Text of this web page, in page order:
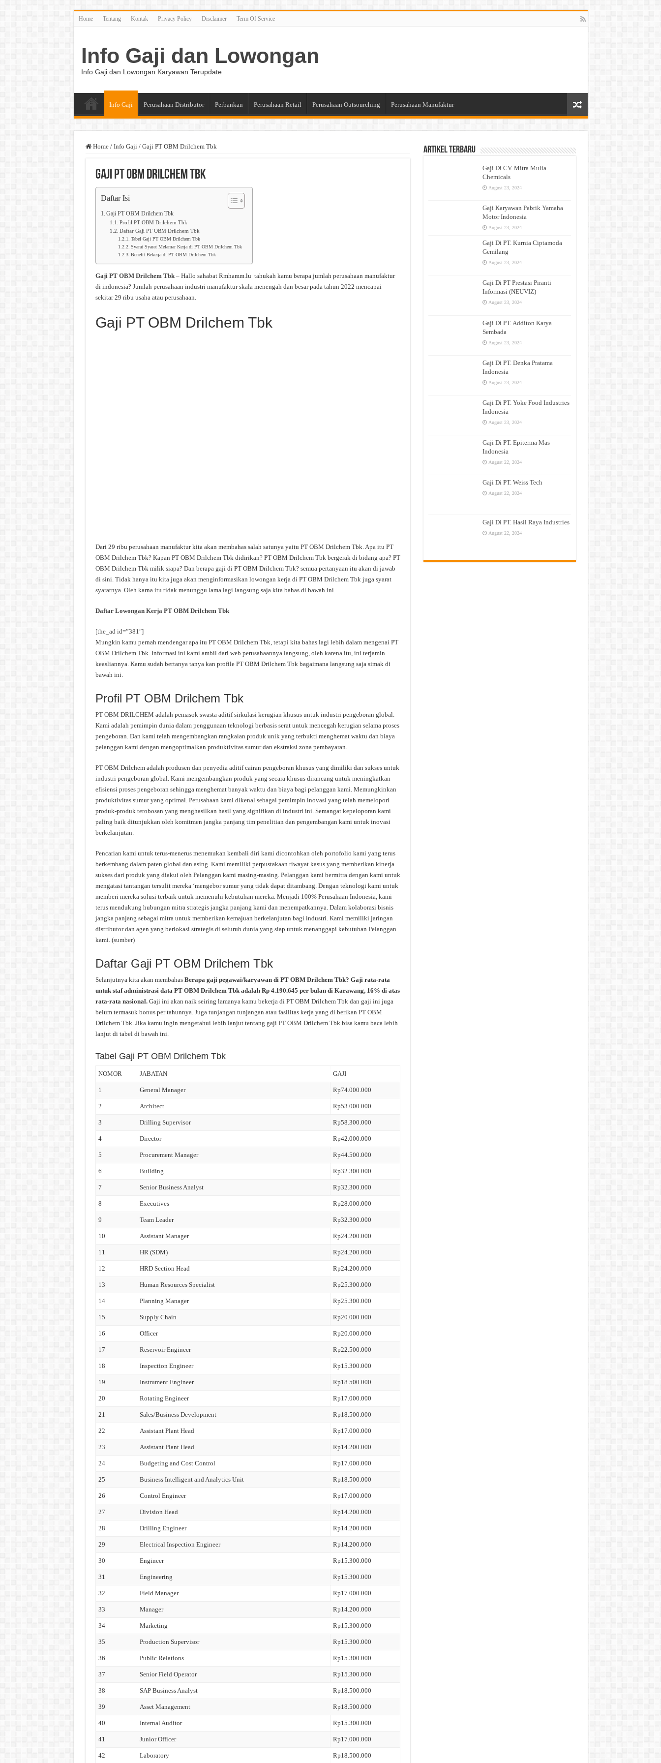
Home Tentang Kontak Privacy Policy Disclaimer Term Of Service
Info Gaji dan Lowongan
Info Gaji dan Lowongan Karyawan Terupdate
Info Gaji Perusahaan Distributor Perbankan Perusahaan Retail Perusahaan Outsourching Perusahaan Manufaktur
Home / Info Gaji / Gaji PT OBM Drilchem Tbk
Gaji PT OBM Drilchem Tbk
Daftar Isi
Gaji PT OBM Drilchem Tbk
Profil PT OBM Drilchem Tbk
Daftar Gaji PT OBM Drilchem Tbk
Tabel Gaji PT OBM Drilchem Tbk
Syarat Syarat Melamar Kerja di PT OBM Drilchem Tbk
Benefit Bekerja di PT OBM Drilchem Tbk
Gaji PT OBM Drilchem Tbk– Hallo sahabat Rmhamm.lu tahukah kamu berapa jumlah perusahaan manufaktur
di indonesia? Jumlah perusahaan industri manufaktur skala menengah dan besar pada tahun 2022 mencapai
sekitar 29 ribu usaha atau perusahaan.
Gaji PT OBM Drilchem Tbk
Dari 29 ribu perusahaan manufaktur kita akan membahas salah satunya yaitu PT OBM Drilchem Tbk. Apa itu PT
OBM Drilchem Tbk? Kapan PT OBM Drilchem Tbk didirikan? PT OBM Drilchem Tbk bergerak di bidang apa? PT
OBM Drilchem Tbk milik siapa? Dan berapa gaji di PT OBM Drilchem Tbk? semua pertanyaan itu akan di jawab
di sini. Tidak hanya itu kita juga akan menginformasikan lowongan kerja di PT OBM Drilchem Tbk juga syarat
syaratnya. Oleh karna itu tidak menunggu lama lagi langsung saja kita bahas di bawah ini.
Daftar Lowongan Kerja PT OBM Drilchem Tbk
[the_ad id=”381″]
Mungkin kamu pernah mendengar apa itu PT OBM Drilchem Tbk, tetapi kita bahas lagi lebih dalam mengenai PT
OBM Drilchem Tbk. Informasi ini kami ambil dari web perusahaannya langsung, oleh karena itu, ini terjamin
keasliannya. Kamu sudah bertanya tanya kan profile PT OBM Drilchem Tbk bagaimana langsung saja simak di
bawah ini.
Profil PT OBM Drilchem Tbk
PT OBM DRILCHEM adalah pemasok swasta aditif sirkulasi kerugian khusus untuk industri pengeboran global.
Kami adalah pemimpin dunia dalam penggunaan teknologi berbasis serat untuk mencegah kerugian selama proses
pengeboran. Dan kami telah mengembangkan rangkaian produk unik yang terbukti menghemat waktu dan biaya
pelanggan kami dengan mengoptimalkan produktivitas sumur dan ekstraksi zona pembayaran.
PT OBM Drilchem ​​adalah produsen dan penyedia aditif cairan pengeboran khusus yang dimiliki dan sukses untuk
industri pengeboran global. Kami mengembangkan produk yang secara khusus dirancang untuk meningkatkan
efisiensi proses pengeboran sehingga menghemat banyak waktu dan biaya bagi pelanggan kami. Memungkinkan
produktivitas sumur yang optimal. Perusahaan kami dikenal sebagai pemimpin inovasi yang telah memelopori
produk-produk terobosan yang menghasilkan hasil yang signifikan di industri ini. Semangat kepeloporan kami
paling baik ditunjukkan oleh komitmen jangka panjang tim penelitian dan pengembangan kami untuk inovasi
berkelanjutan.
Pencarian kami untuk terus-menerus menemukan kembali diri kami dicontohkan oleh portofolio kami yang terus
berkembang dalam paten global dan asing. Kami memiliki perpustakaan riwayat kasus yang memberikan kinerja
sukses dari produk yang diakui oleh Pelanggan kami masing-masing. Pelanggan kami bermitra dengan kami untuk
mengatasi tantangan tersulit mereka ‘mengebor sumur yang tidak dapat ditambang. Dengan teknologi kami untuk
memberi mereka solusi terbaik untuk memenuhi kebutuhan mereka. Menjadi 100% Perusahaan Indonesia, kami
terus mendukung hubungan mitra strategis jangka panjang kami dan menempatkannya. Dalam kolaborasi bisnis
jangka panjang sebagai mitra untuk memberikan kemajuan berkelanjutan bagi industri. Kami memiliki jaringan
distributor dan agen yang berlokasi strategis di seluruh dunia yang siap untuk menanggapi kebutuhan Pelanggan
kami. (sumber)
Daftar Gaji PT OBM Drilchem Tbk
Selanjutnya kita akan membahas Berapa gaji pegawai/karyawan di PT OBM Drilchem Tbk? Gaji rata-rata
untuk staf administrasi data PT OBM Drilchem Tbk adalah Rp 4.190.645 per bulan di Karawang, 16% di atas
rata-rata nasional. Gaji ini akan naik seiring lamanya kamu bekerja di PT OBM Drilchem Tbk dan gaji ini juga
belum termasuk bonus per tahunnya. Juga tunjangan tunjangan atau fasilitas kerja yang di berikan PT OBM
Drilchem Tbk. Jika kamu ingin mengetahui lebih lanjut tentang gaji PT OBM Drilchem Tbk bisa kamu baca lebih
lanjut di tabel di bawah ini.
Tabel Gaji PT OBM Drilchem Tbk
NOMOR JABATAN GAJI
1 General Manager Rp74.000.000
2 Architect Rp53.000.000
3 Drilling Supervisor Rp58.300.000
4 Director Rp42.000.000
5 Procurement Manager Rp44.500.000
6 Building Rp32.300.000
7 Senior Business Analyst Rp32.300.000
8 Executives Rp28.000.000
9 Team Leader Rp32.300.000
10 Assistant Manager Rp24.200.000
11 HR (SDM) Rp24.200.000
12 HRD Section Head Rp24.200.000
13 Human Resources Specialist Rp25.300.000
14 Planning Manager Rp25.300.000
15 Supply Chain Rp20.000.000
16 Officer Rp20.000.000
17 Reservoir Engineer Rp22.500.000
18 Inspection Engineer Rp15.300.000
19 Instrument Engineer Rp18.500.000
20 Rotating Engineer Rp17.000.000
21 Sales/Business Development Rp18.500.000
22 Assistant Plant Head Rp17.000.000
23 Assistant Plant Head Rp14.200.000
24 Budgeting and Cost Control Rp17.000.000
25 Business Intelligent and Analytics Unit Rp18.500.000
26 Control Engineer Rp17.000.000
27 Division Head Rp14.200.000
28 Drilling Engineer Rp14.200.000
29 Electrical Inspection Engineer Rp14.200.000
30 Engineer Rp15.300.000
31 Engineering Rp15.300.000
32 Field Manager Rp17.000.000
33 Manager Rp14.200.000
34 Marketing Rp15.300.000
35 Production Supervisor Rp15.300.000
36 Public Relations Rp15.300.000
37 Senior Field Operator Rp15.300.000
38 SAP Business Analyst Rp18.500.000
39 Asset Management Rp18.500.000
40 Internal Auditor Rp15.300.000
41 Junior Officer Rp17.000.000
42 Laboratory Rp18.500.000
Artikel Terbaru
Gaji Di CV. Mitra Mulia
Chemicals
August 23, 2024
Gaji Karyawan Pabrik Yamaha
Motor Indonesia
August 23, 2024
Gaji Di PT. Kurnia Ciptamoda
Gemilang
August 23, 2024
Gaji Di PT Prestasi Piranti
Informasi (NEUVIZ)
August 23, 2024
Gaji Di PT. Additon Karya
Sembada
August 23, 2024
Gaji Di PT. Denka Pratama
Indonesia
August 23, 2024
Gaji Di PT. Yoke Food Industries
Indonesia
August 23, 2024
Gaji Di PT. Epiterma Mas
Indonesia
August 22, 2024
Gaji Di PT. Weiss Tech
August 22, 2024
Gaji Di PT. Hasil Raya Industries
August 22, 2024